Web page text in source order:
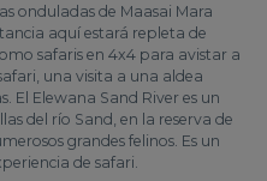
onduladas de Maasai Mara
aquí estará repleta de
safaris en 4x4 para avistar a
una visita a una aldea
El Elewana Sand River es un
del río Sand, en la reserva de
grandes felinos. Es un
de safari.